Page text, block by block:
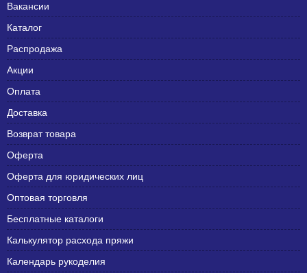
Вакансии
Каталог
Распродажа
Акции
Оплата
Доставка
Возврат товара
Оферта
Оферта для юридических лиц
Оптовая торговля
Бесплатные каталоги
Калькулятор расхода пряжи
Календарь рукоделия